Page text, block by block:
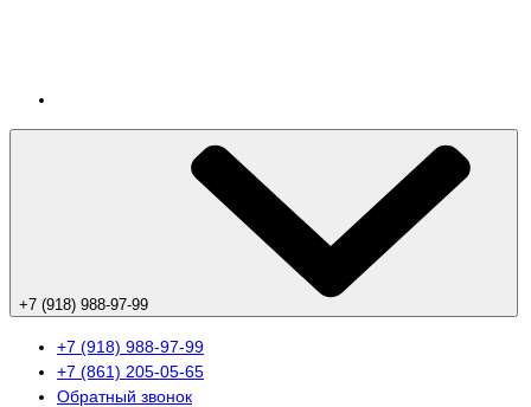
+7 (918) 988-97-99
+7 (918) 988-97-99
+7 (861) 205-05-65
Обратный звонок